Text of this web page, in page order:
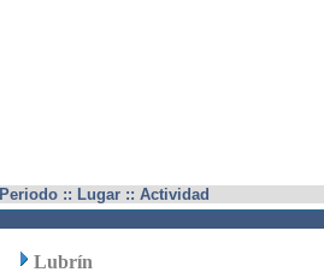
Periodo :: Lugar :: Actividad
Lubrín